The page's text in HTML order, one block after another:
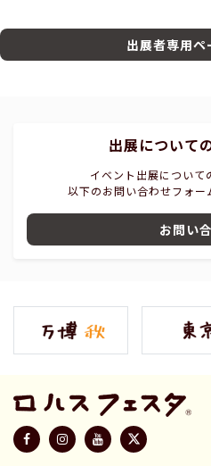
出展者専用ペ
出展について
イベント出展について
以下のお問い合わせフォー
お問い